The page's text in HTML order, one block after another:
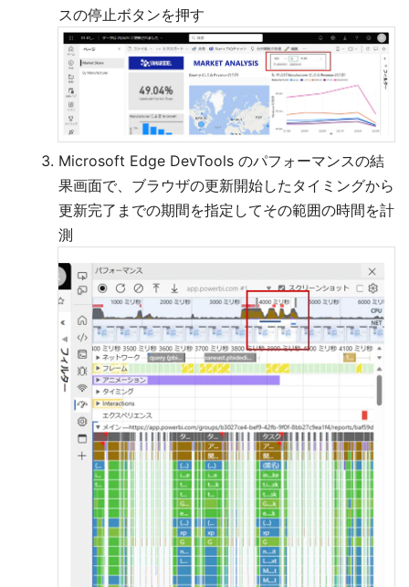
スの停止ボタンを押す
Microsoft Edge DevTools のパフォーマンスの結
果画面で、ブラウザの更新開始したタイミングから
更新完了までの期間を指定してその範囲の時間を計
測